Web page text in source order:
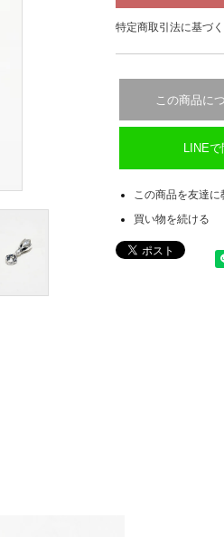
特定商取引法に基づ
この商品に
LINE
この商品を友達に
買い物を続ける